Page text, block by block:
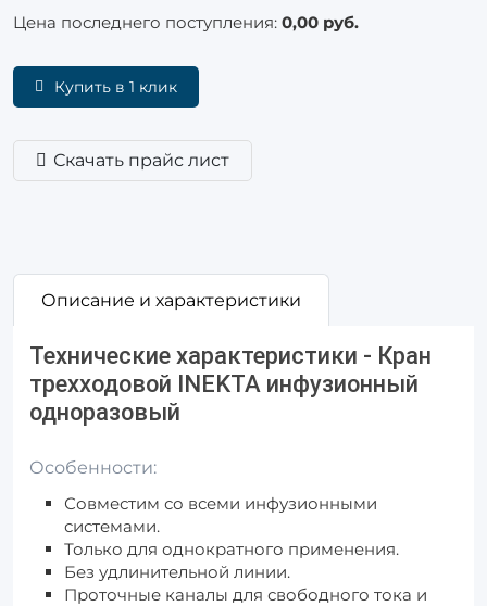
Цена последнего поступления: 0,00 руб.
Купить в 1 клик
Скачать прайс лист
Описание и характеристики
Технические характеристики - Кран
трехходовой INEKTA инфузионный
одноразовый
Особенности:
Совместим со всеми инфузионными
системами.
Только для однократного применения.
Без удлинительной линии.
Проточные каналы для свободного тока и